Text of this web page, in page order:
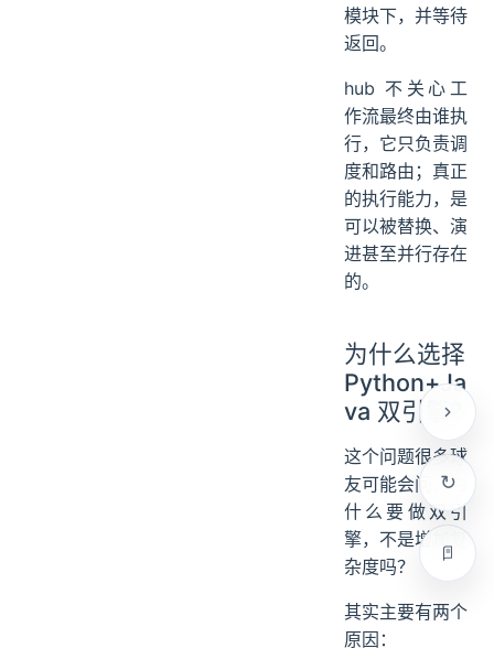
模块下，并等待
返回。
hub 不关心工
作流最终由谁执
行，它只负责调
度和路由；真正
的执行能力，是
可以被替换、演
进甚至并行存在
的。
为什么选择
Python+Ja
va 双引擎?
这个问题很多球
友可能会问，为
什么要做双引
擎，不是增加复
杂度吗？
其实主要有两个
原因：